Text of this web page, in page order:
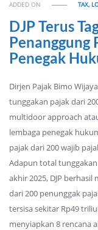
ADDED ON TAX,
DJP Terus
Penanggung
Penegak
Dirjen Pajak Bimo
tunggakan pajak dari
multidoor approach
lembaga penegak
pajak dari 200 wajib
Adapun total
akhir 2025, DJP
dari 200 penunggak
tersisa sekitar Rp49
menyiapkan 8 rencana